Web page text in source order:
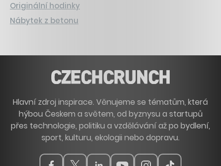
Originální hodinky
Nábytek z betonu
Hlavní zdroj inspirace. Věnujeme se tématům, která
hýbou Českem a světem, od byznysu a startupů
přes technologie, politiku a vzdělávání až po bydlení,
sport, kulturu, ekologii nebo dopravu.